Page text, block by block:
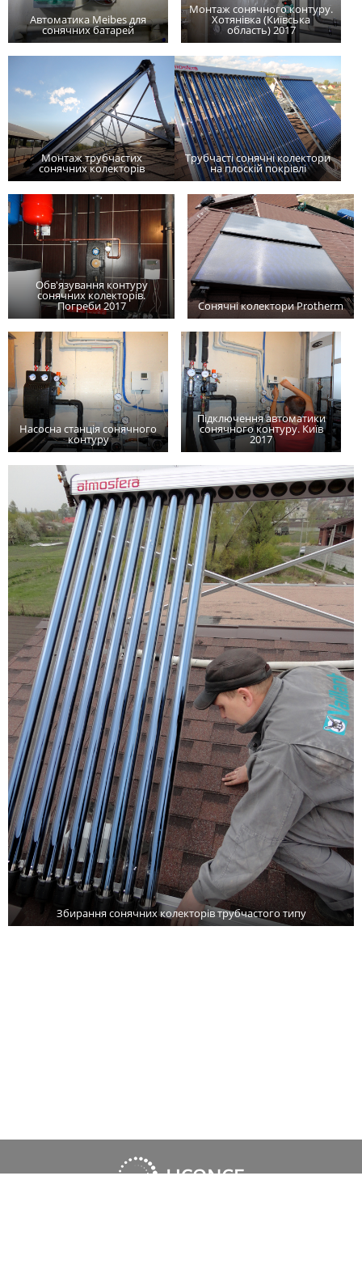
Автоматика Meibes для
сонячних батарей
Монтаж сонячного контуру.
Хотянівка (Київська
область) 2017
Монтаж трубчастих
сонячних колекторів
Трубчасті сонячні колектори
на плоскій покрівлі
Обв'язування контуру
сонячних колекторів.
Погреби 2017 Сонячні колектори Protherm
Насосна станція сонячного
контуру
Підключення автоматики
сонячного контуру. Київ
2017
Збирання сонячних колекторів трубчастого типу